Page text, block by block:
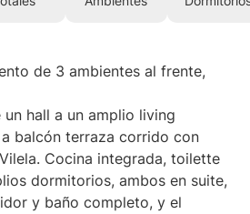
de 3 ambientes al frente,
hall a un amplio living
balcón terraza corrido con
Cocina integrada, toilette
dormitorios, ambos en suite,
y baño completo, y el